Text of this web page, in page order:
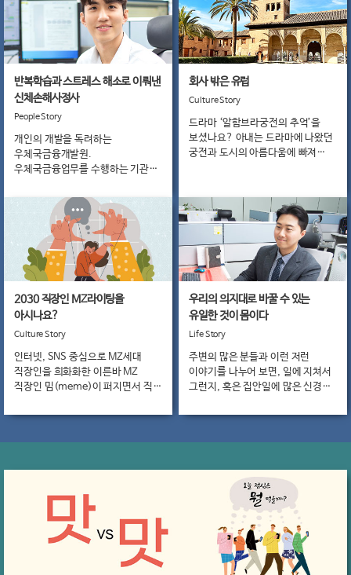
PoSID
발간사
우체국금
지금
감사의 말씀을 드립니다.
보험상품개발팀, 보험계리팀,
금융회계팀 3개 팀으로 구성되어
있습니다.
반복학습과 스트레스 해소로 이뤄낸
신체손해사정사
People Story
개인의 개발을 독려하는
우체국금융개발원.
우체국금융업무를 수행하는 기관인
직원들이 많습니다. 특히 자격증을
취득하기 위해 장기적인 계획을
세워 공부에 매진하는 사람들도
많습니다.
회사 밖은 유럽
Culture Story
드라마 ‘알함브라궁전의 추억’을
보셨나요? 아내는 드라마에 나왔던
궁전과 도시의 아름다움에 빠져
여행을 결심하게 되었습니다!
2030 직장인 MZ라이팅을
아시나요?
Culture Story
인터넷, SNS 중심으로 MZ세대
직장인을 희화화한 이른바 MZ
직장인 밈(meme)이 퍼지면서 직장
토로한다. 한 직원은 걸핏하면
우리의 의지대로 바꿀 수 있는
유일한 것이 몸이다
Life Story
주변의 많은 분들과 이런 저런
이야기를 나누어 보면, 일에 지쳐서
그런지, 혹은 집안일에 많은 신경을
취미생활이라는 것이 딱히 없으신
넷플릭스나 유튜브를 틀어 놓고
영상만 보는 직원들도 많이 있다.